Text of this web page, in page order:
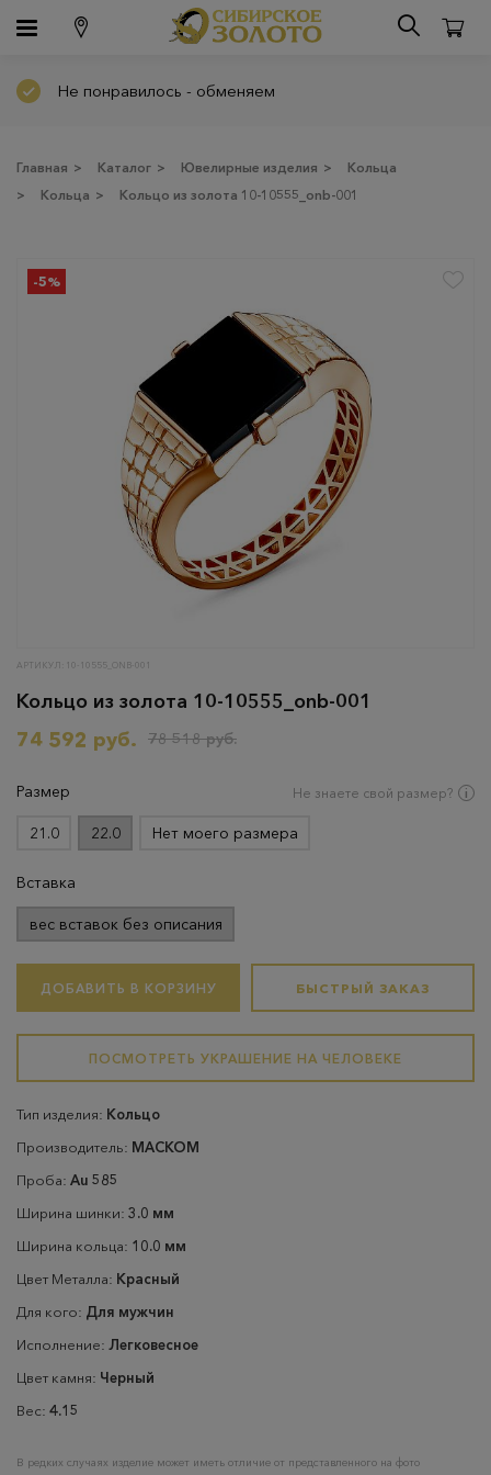
Не понравилось - обменяем
Главная > Каталог > Ювелирные изделия >
Кольца
>
Кольца > Кольцо из золота 10-10555_onb-001
-5%
АРТИКУЛ: 10-10555_ONB-001
Кольцо из золота 10-10555_onb-001
74 592 руб.
78 518 руб.
Размер Не знаете свой размер?
21.0 22.0 Нет моего размера
Вставка
вес вставок без описания
ДОБАВИТЬ В КОРЗИНУ БЫСТРЫЙ ЗАКАЗ
ПОСМОТРЕТЬ УКРАШЕНИЕ НА ЧЕЛОВЕКЕ
Тип изделия: Кольцо
Производитель: МАСКОМ
Проба: Au 585
Ширина шинки: 3.0 мм
Ширина кольца: 10.0 мм
Цвет Металла: Красный
Для кого: Для мужчин
Исполнение: Легковесное
Цвет камня: Черный
Вес: 4.15
В редких случаях изделие может иметь отличие от представленного на фото